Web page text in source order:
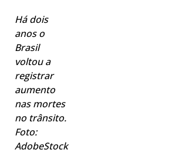
Há dois
anos o
Brasil
voltou a
registrar
aumento
nas mortes
no trânsito.
Foto:
AdobeStock